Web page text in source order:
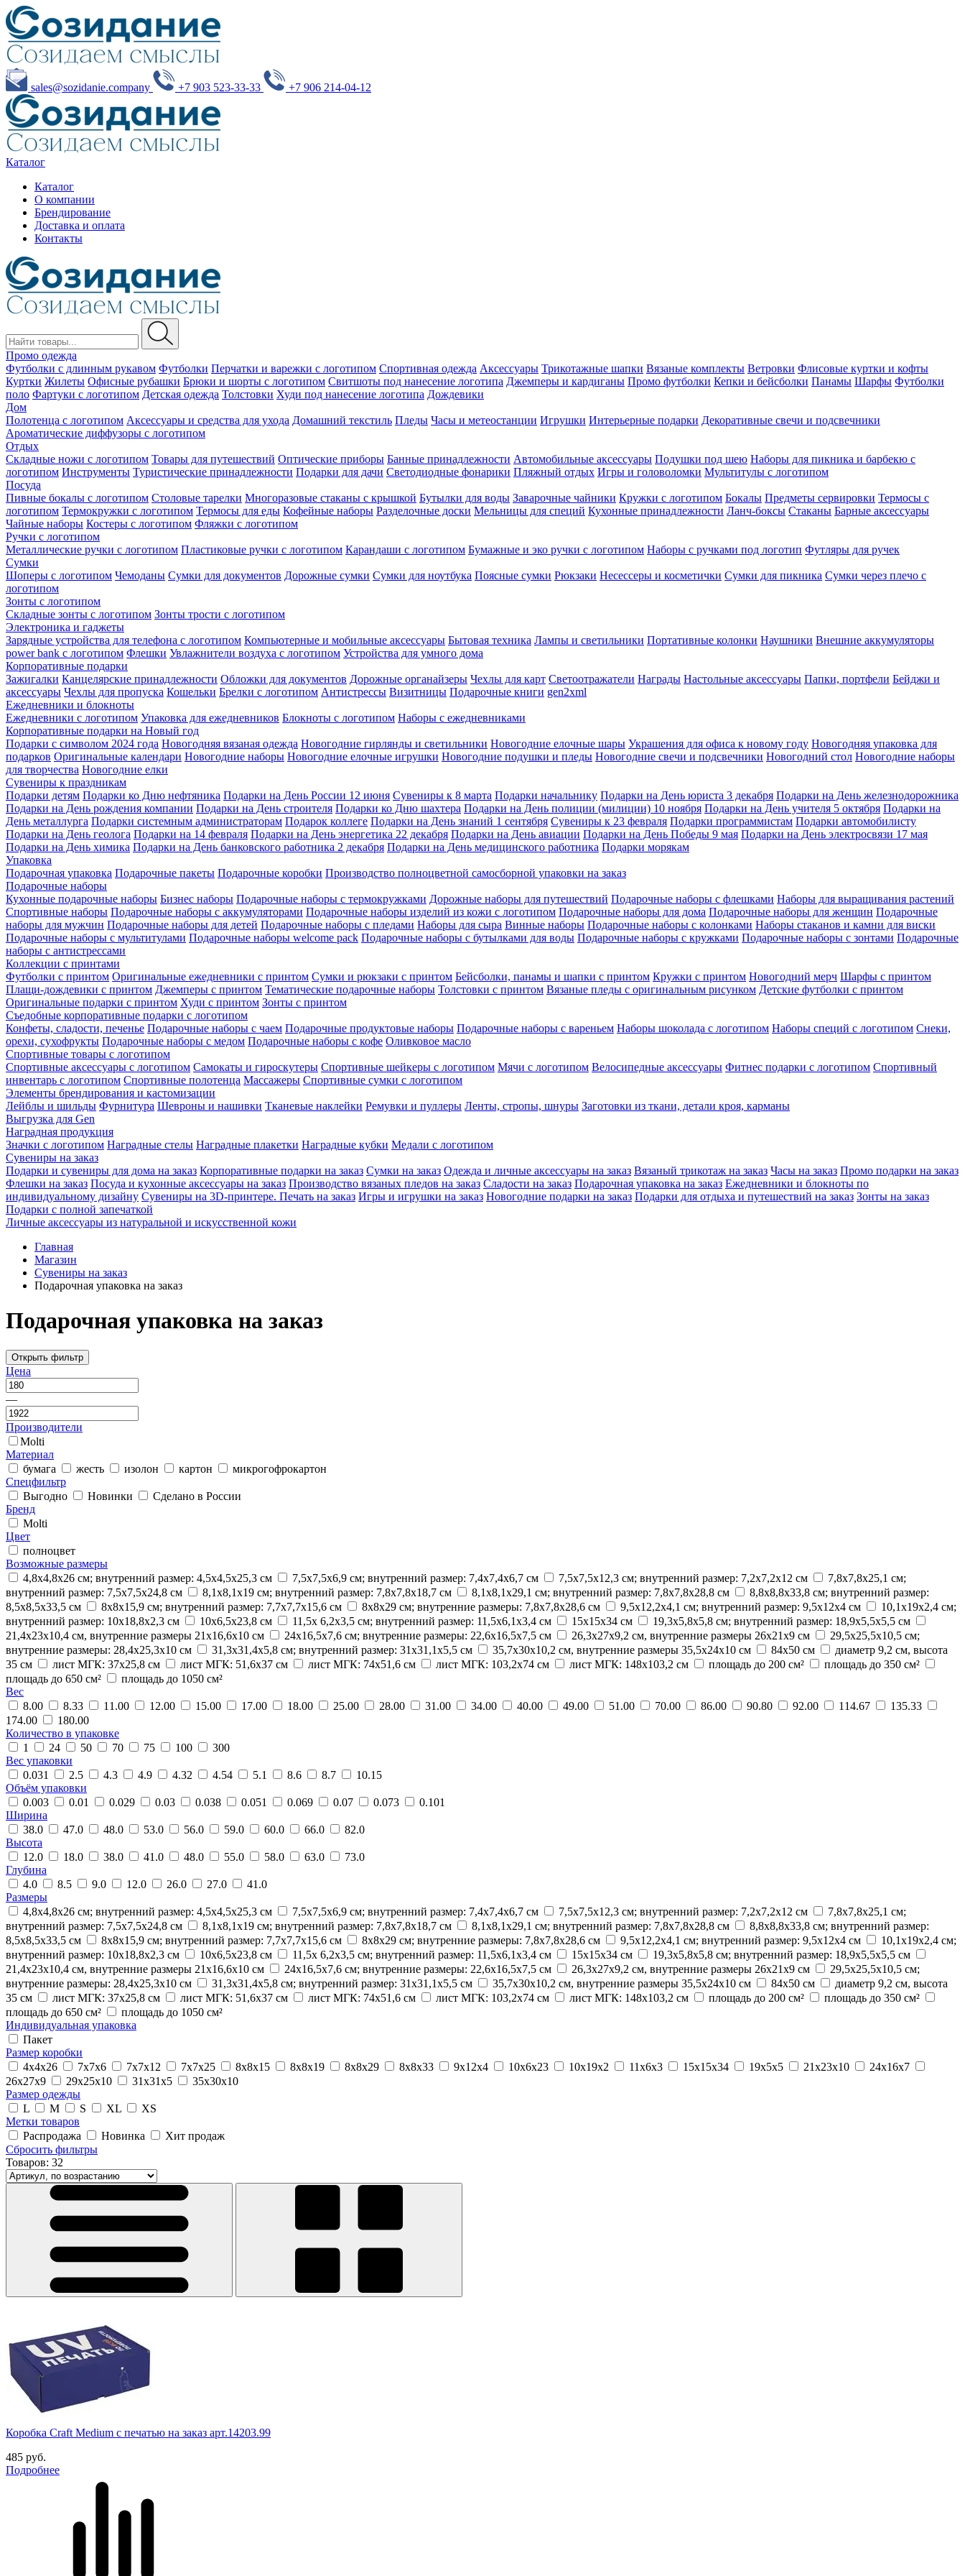
sales@sozidanie.company +7 903 523-33-33 +7 906 214-04-12
Каталог
Каталог
О компании
Брендирование
Доставка и оплата
Контакты
Промо одежда
Футболки с длинным рукавом Футболки Перчатки и варежки с логотипом Спортивная одежда Аксессуары Трикотажные шапки Вязаные комплекты Ветровки Флисовые куртки и кофты
Куртки Жилеты Офисные рубашки Брюки и шорты с логотипом Свитшоты под нанесение логотипа Джемперы и кардиганы Промо футболки Кепки и бейсболки Панамы Шарфы Футболки
поло Фартуки с логотипом Детская одежда Толстовки Худи под нанесение логотипа Дождевики
Дом
Полотенца с логотипом Аксессуары и средства для ухода Домашний текстиль Пледы Часы и метеостанции Игрушки Интерьерные подарки Декоративные свечи и подсвечники
Ароматические диффузоры с логотипом
Отдых
Складные ножи с логотипом Товары для путешествий Оптические приборы Банные принадлежности Автомобильные аксессуары Подушки под шею Наборы для пикника и барбекю с
логотипом Инструменты Туристические принадлежности Подарки для дачи Светодиодные фонарики Пляжный отдых Игры и головоломки Мультитулы с логотипом
Посуда
Пивные бокалы с логотипом Столовые тарелки Многоразовые стаканы с крышкой Бутылки для воды Заварочные чайники Кружки с логотипом Бокалы Предметы сервировки Термосы с
логотипом Термокружки с логотипом Термосы для еды Кофейные наборы Разделочные доски Мельницы для специй Кухонные принадлежности Ланч-боксы Стаканы Барные аксессуары
Чайные наборы Костеры с логотипом Фляжки с логотипом
Ручки с логотипом
Металлические ручки с логотипом Пластиковые ручки с логотипом Карандаши с логотипом Бумажные и эко ручки с логотипом Наборы с ручками под логотип Футляры для ручек
Сумки
Шоперы с логотипом Чемоданы Сумки для документов Дорожные сумки Сумки для ноутбука Поясные сумки Рюкзаки Несессеры и косметички Сумки для пикника Сумки через плечо с
логотипом
Зонты с логотипом
Складные зонты с логотипом Зонты трости с логотипом
Электроника и гаджеты
Зарядные устройства для телефона с логотипом Компьютерные и мобильные аксессуары Бытовая техника Лампы и светильники Портативные колонки Наушники Внешние аккумуляторы
power bank с логотипом Флешки Увлажнители воздуха с логотипом Устройства для умного дома
Корпоративные подарки
Зажигалки Канцелярские принадлежности Обложки для документов Дорожные органайзеры Чехлы для карт Светоотражатели Награды Настольные аксессуары Папки, портфели Бейджи и
аксессуары Чехлы для пропуска Кошельки Брелки с логотипом Антистрессы Визитницы Подарочные книги gen2xml
Ежедневники и блокноты
Ежедневники с логотипом Упаковка для ежедневников Блокноты с логотипом Наборы с ежедневниками
Корпоративные подарки на Новый год
Подарки с символом 2024 года Новогодняя вязаная одежда Новогодние гирлянды и светильники Новогодние елочные шары Украшения для офиса к новому году Новогодняя упаковка для
подарков Оригинальные календари Новогодние наборы Новогодние елочные игрушки Новогодние подушки и пледы Новогодние свечи и подсвечники Новогодний стол Новогодние наборы
для творчества Новогодние елки
Сувениры к праздникам
Подарки детям Подарки ко Дню нефтяника Подарки на День России 12 июня Сувениры к 8 марта Подарки начальнику Подарки на День юриста 3 декабря Подарки на День железнодорожника
Подарки на День рождения компании Подарки на День строителя Подарки ко Дню шахтера Подарки на День полиции (милиции) 10 ноября Подарки на День учителя 5 октября Подарки на
День металлурга Подарки системным администраторам Подарок коллеге Подарки на День знаний 1 сентября Сувениры к 23 февраля Подарки программистам Подарки автомобилисту
Подарки на День геолога Подарки на 14 февраля Подарки на День энергетика 22 декабря Подарки на День авиации Подарки на День Победы 9 мая Подарки на День электросвязи 17 мая
Подарки на День химика Подарки на День банковского работника 2 декабря Подарки на День медицинского работника Подарки морякам
Упаковка
Подарочная упаковка Подарочные пакеты Подарочные коробки Производство полноцветной самосборной упаковки на заказ
Подарочные наборы
Кухонные подарочные наборы Бизнес наборы Подарочные наборы с термокружками Дорожные наборы для путешествий Подарочные наборы с флешками Наборы для выращивания растений
Спортивные наборы Подарочные наборы с аккумуляторами Подарочные наборы изделий из кожи с логотипом Подарочные наборы для дома Подарочные наборы для женщин Подарочные
наборы для мужчин Подарочные наборы для детей Подарочные наборы с пледами Наборы для сыра Винные наборы Подарочные наборы с колонками Наборы стаканов и камни для виски
Подарочные наборы с мультитулами Подарочные наборы welcome pack Подарочные наборы с бутылками для воды Подарочные наборы с кружками Подарочные наборы с зонтами Подарочные
наборы с антистрессами
Коллекции с принтами
Футболки с принтом Оригинальные ежедневники с принтом Сумки и рюкзаки с принтом Бейсболки, панамы и шапки с принтом Кружки с принтом Новогодний мерч Шарфы с принтом
Плащи-дождевики с принтом Джемперы с принтом Тематические подарочные наборы Толстовки с принтом Вязаные пледы с оригинальным рисунком Детские футболки с принтом
Оригинальные подарки с принтом Худи с принтом Зонты с принтом
Съедобные корпоративные подарки с логотипом
Конфеты, сладости, печенье Подарочные наборы с чаем Подарочные продуктовые наборы Подарочные наборы с вареньем Наборы шоколада с логотипом Наборы специй с логотипом Снеки,
орехи, сухофрукты Подарочные наборы с медом Подарочные наборы с кофе Оливковое масло
Спортивные товары с логотипом
Спортивные аксессуары с логотипом Самокаты и гироскутеры Спортивные шейкеры с логотипом Мячи с логотипом Велосипедные аксессуары Фитнес подарки с логотипом Спортивный
инвентарь с логотипом Спортивные полотенца Массажеры Спортивные сумки с логотипом
Элементы брендирования и кастомизации
Лейблы и шильды Фурнитура Шевроны и нашивки Тканевые наклейки Ремувки и пуллеры Ленты, стропы, шнуры Заготовки из ткани, детали кроя, карманы
Выгрузка для Gen
Наградная продукция
Значки с логотипом Наградные стелы Наградные плакетки Наградные кубки Медали с логотипом
Сувениры на заказ
Подарки и сувениры для дома на заказ Корпоративные подарки на заказ Сумки на заказ Одежда и личные аксессуары на заказ Вязаный трикотаж на заказ Часы на заказ Промо подарки на заказ
Флешки на заказ Посуда и кухонные аксессуары на заказ Производство вязаных пледов на заказ Сладости на заказ Подарочная упаковка на заказ Ежедневники и блокноты по
индивидуальному дизайну Сувениры на 3D-принтере. Печать на заказ Игры и игрушки на заказ Новогодние подарки на заказ Подарки для отдыха и путешествий на заказ Зонты на заказ
Подарки с полной запечаткой
Личные аксессуары из натуральной и искусственной кожи
Главная
Магазин
Сувениры на заказ
Подарочная упаковка на заказ
Подарочная упаковка на заказ
Открыть фильтр
Цена
—
Производители
Molti
Материал
бумага
жесть изолон картон
микрогофрокартон
Спецфильтр
Выгодно
Новинки
Сделано в России
Бренд
Molti
Цвет
полноцвет
Возможные размеры
4,8х4,8х26 см; внутренний размер: 4,5х4,5х25,3 см
7,5х7,5х6,9 см; внутренний размер: 7,4х7,4x6,7 см 7,5х7,5х12,3 см; внутренний размер: 7,2х7,2х12 см
7,8х7,8x25,1 см;
внутренний размер: 7,5х7,5х24,8 см
8,1х8,1х19 см; внутренний размер: 7,8х7,8х18,7 см 8,1х8,1х29,1 см; внутренний размер: 7,8х7,8х28,8 см
8,8х8,8х33,8 см; внутренний размер:
8,5х8,5х33,5 см
8х8х15,9 см; внутренний размер: 7,7х7,7х15,6 см 8х8х29 см; внутренние размеры: 7,8х7,8х28,6 см 9,5х12,2х4,1 см; внутренний размер: 9,5х12х4 см
10,1х19х2,4 см;
внутренний размер: 10х18,8х2,3 см
10х6,5х23,8 см 11,5х 6,2х3,5 см; внутренний размер: 11,5х6,1х3,4 см 15x15x34 см
19,3х5,8х5,8 см; внутренний размер: 18,9х5,5х5,5 см
21,4х23х10,4 см, внутренние размеры 21х16,6х10 см
24х16,5х7,6 см; внутренние размеры: 22,6х16,5х7,5 см 26,3х27х9,2 см, внутренние размеры 26х21х9 см
29,5х25,5х10,5 см;
внутренние размеры: 28,4х25,3х10 см
31,3х31,4х5,8 см; внутренний размер: 31х31,1х5,5 см 35,7х30х10,2 см, внутренние размеры 35,5х24х10 см 84х50 см
диаметр 9,2 см, высота
35 см
лист МГК: 37х25,8 см лист МГК: 51,6х37 см лист МГК: 74х51,6 см лист МГК: 103,2х74 см лист МГК: 148х103,2 см площадь до 200 см²
площадь до 350 см²
площадь до 650 см²
площадь до 1050 см²
Вес
8.00
8.33 11.00 12.00 15.00 17.00 18.00 25.00 28.00 31.00 34.00 40.00 49.00 51.00 70.00 86.00 90.80 92.00 114.67
135.33
174.00
180.00
Количество в упаковке
1
24 50 70 75 100
300
Вес упаковки
0.031
2.5 4.3 4.9 4.32 4.54 5.1 8.6 8.7
10.15
Объём упаковки
0.003
0.01 0.029 0.03 0.038 0.051 0.069 0.07 0.073
0.101
Ширина
38.0
47.0 48.0 53.0 56.0 59.0 60.0 66.0
82.0
Высота
12.0
18.0 38.0 41.0 48.0 55.0 58.0 63.0
73.0
Глубина
4.0
8.5 9.0 12.0 26.0 27.0
41.0
Размеры
4,8х4,8х26 см; внутренний размер: 4,5х4,5х25,3 см
7,5х7,5х6,9 см; внутренний размер: 7,4х7,4x6,7 см 7,5х7,5х12,3 см; внутренний размер: 7,2х7,2х12 см
7,8х7,8x25,1 см;
внутренний размер: 7,5х7,5х24,8 см
8,1х8,1х19 см; внутренний размер: 7,8х7,8х18,7 см 8,1х8,1х29,1 см; внутренний размер: 7,8х7,8х28,8 см
8,8х8,8х33,8 см; внутренний размер:
8,5х8,5х33,5 см
8х8х15,9 см; внутренний размер: 7,7х7,7х15,6 см 8х8х29 см; внутренние размеры: 7,8х7,8х28,6 см 9,5х12,2х4,1 см; внутренний размер: 9,5х12х4 см
10,1х19х2,4 см;
внутренний размер: 10х18,8х2,3 см
10х6,5х23,8 см 11,5х 6,2х3,5 см; внутренний размер: 11,5х6,1х3,4 см 15x15x34 см
19,3х5,8х5,8 см; внутренний размер: 18,9х5,5х5,5 см
21,4х23х10,4 см, внутренние размеры 21х16,6х10 см
24х16,5х7,6 см; внутренние размеры: 22,6х16,5х7,5 см 26,3х27х9,2 см, внутренние размеры 26х21х9 см
29,5х25,5х10,5 см;
внутренние размеры: 28,4х25,3х10 см
31,3х31,4х5,8 см; внутренний размер: 31х31,1х5,5 см 35,7х30х10,2 см, внутренние размеры 35,5х24х10 см 84х50 см
диаметр 9,2 см, высота
35 см
лист МГК: 37х25,8 см лист МГК: 51,6х37 см лист МГК: 74х51,6 см лист МГК: 103,2х74 см лист МГК: 148х103,2 см площадь до 200 см²
площадь до 350 см²
площадь до 650 см²
площадь до 1050 см²
Индивидуальная упаковка
Пакет
Размер коробки
4x4x26
7x7x6 7x7x12 7x7x25 8x8x15 8x8x19 8x8x29 8x8x33 9x12x4 10x6x23 10x19x2 11х6х3 15x15x34 19x5x5 21x23x10
24x16x7
26x27x9
29x25x10 31x31x5
35x30x10
Размер одежды
L
M S XL
XS
Метки товаров
Распродажа
Новинка
Хит продаж
Сбросить фильтры
Товаров: 32
Коробка Craft Medium с печатью на заказ арт.14203.99
485 руб.
Подробнее